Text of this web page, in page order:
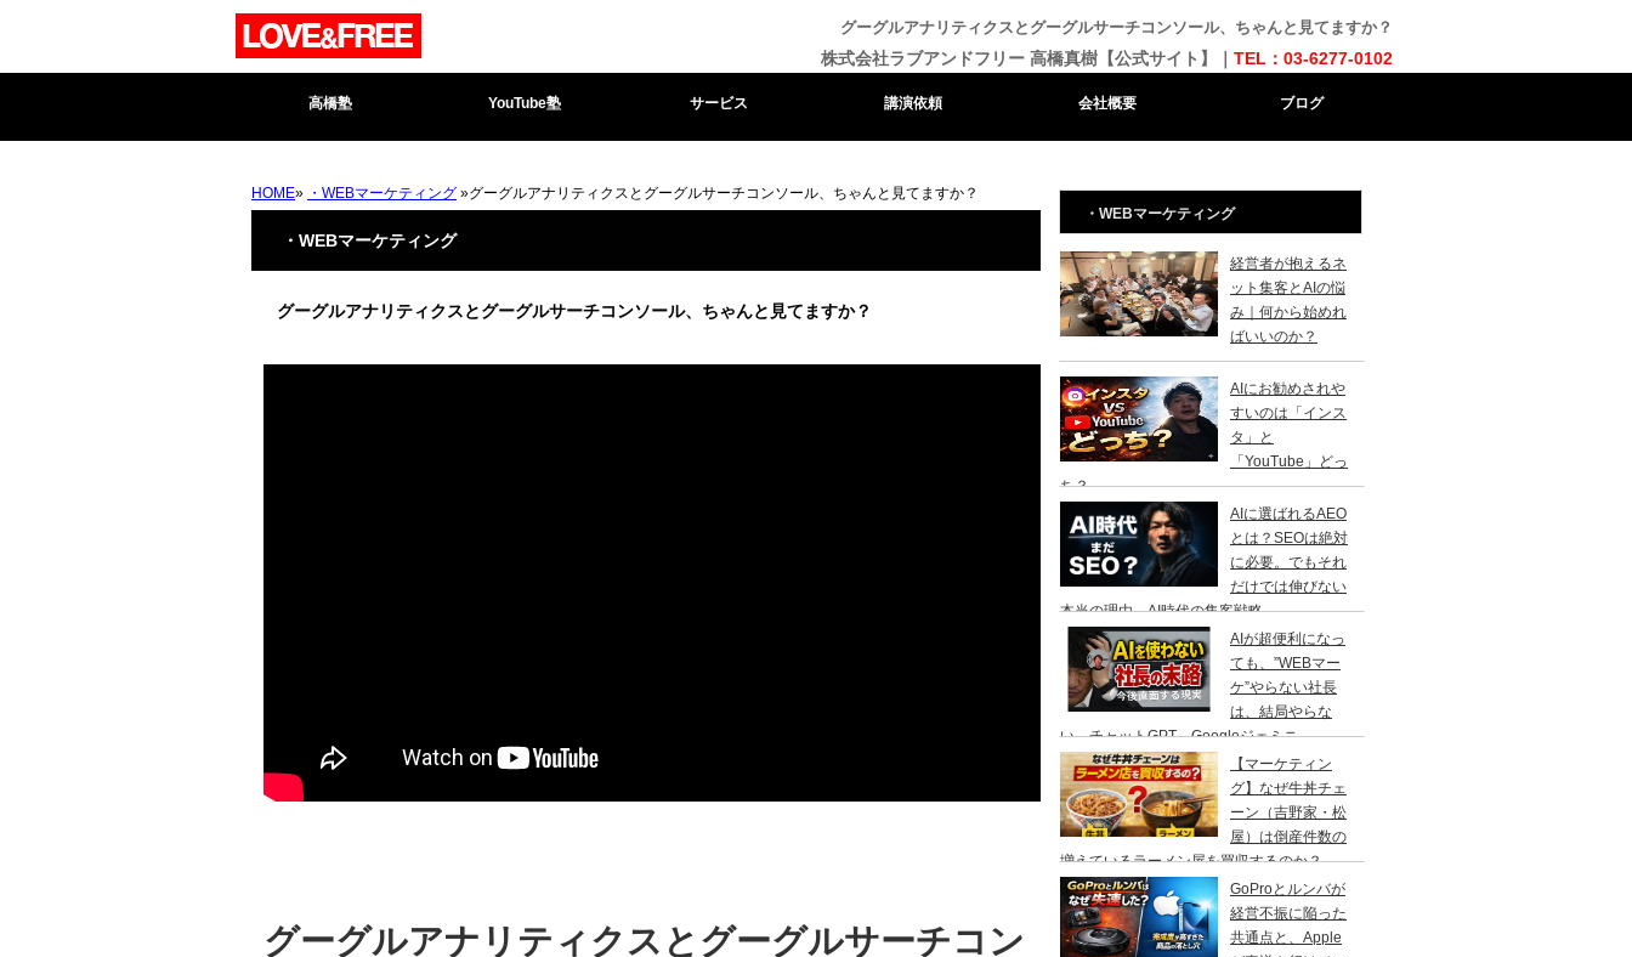
グーグルアナリティクスとグーグルサーチコンソール、ちゃんと見てますか？
株式会社ラブアンドフリー 高橋真樹【公式サイト】｜ TEL：03-6277-0102
高橋塾 YouTube塾 サービス 講演依頼 会社概要 ブログ
HOME» ・WEBマーケティング »グーグルアナリティクスとグーグルサーチコンソール、ちゃんと見てますか？
・WEBマーケティング
グーグルアナリティクスとグーグルサーチコンソール、ちゃんと見てますか？
グーグルアナリティクスとグーグルサーチコン
・WEBマーケティング
経営者が抱えるネ
ット集客とAIの悩
み｜何から始めれ
ばいいのか？
AIにお勧めされや
すいのは「インス
タ」と
「YouTube」どっ
ち？
AIに選ばれるAEO
とは？SEOは絶対
に必要。でもそれ
だけでは伸びない
本当の理由、AI時代の集客戦略
AIが超便利になっ
ても、”WEBマー
ケ”やらない社長
は、結局やらな
い。チャットGPT、Googleジェミニ
【マーケティン
グ】なぜ牛丼チェ
ーン（吉野家・松
屋）は倒産件数の
増えているラーメン屋を買収するのか？
GoProとルンバが
経営不振に陥った
共通点と、Apple